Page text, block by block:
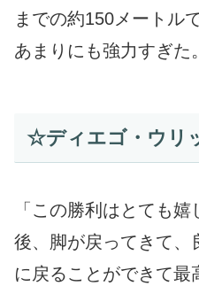
までの約150メートル
あまりにも強力すぎた。
☆ディエゴ・ウリ
「この勝利はとても
後、脚が戻ってきて、
に戻ることができて最